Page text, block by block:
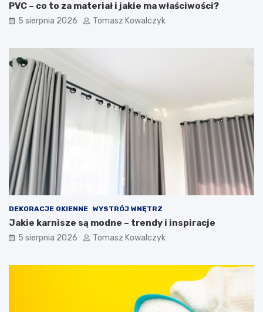
PVC – co to za materiał i jakie ma właściwości?
5 sierpnia 2026 Tomasz Kowalczyk
DEKORACJE OKIENNE WYSTRÓJ WNĘTRZ
Jakie karnisze są modne – trendy i inspiracje
5 sierpnia 2026 Tomasz Kowalczyk